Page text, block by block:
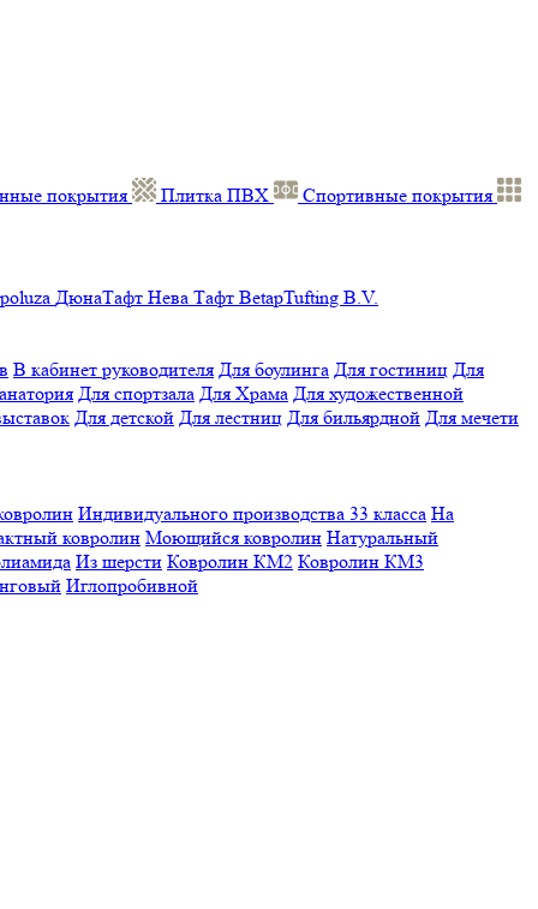
покрытия Плитка ПВХ
Спортивные покрытия
ДюнаТафт Нева Тафт BetapTufting B.V.
В кабинет руководителя Для боулинга Для гостиниц Для
Для спортзала Для Храма Для художественной
Для детской Для лестниц Для бильярдной Для мечети
Индивидуального производства 33 класса На
ковролин Моющийся ковролин Натуральный
Из шерсти Ковролин КМ2 Ковролин КМ3
Иглопробивной